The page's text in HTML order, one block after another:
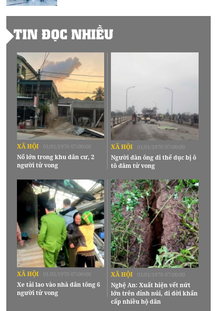
TIN ĐỌC NHIỀU
XÃ HỘI 01/01/1970 07:00:00
Nổ lớn trong khu dân cư, 2
người tử vong
XÃ HỘI 01/01/1970 07:00:00
Người đàn ông đi thể dục bị ô
tô đâm tử vong
XÃ HỘI 01/01/1970 07:00:00
Xe tải lao vào nhà dân tông 6
người tử vong
XÃ HỘI 01/01/1970 07:00:00
Nghệ An: Xuất hiện vết nứt
lớn trên đỉnh núi, di dời khẩn
cấp nhiều hộ dân